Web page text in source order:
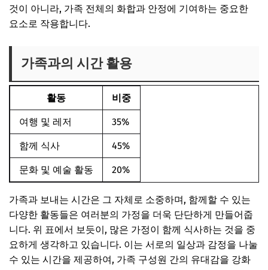
것이 아니라, 가족 전체의 화합과 안정에 기여하는 중요한
요소로 작용합니다.
가족과의 시간 활용
활동 비중
여행 및 레저 35%
함께 식사 45%
문화 및 예술 활동 20%
가족과 보내는 시간은 그 자체로 소중하며, 함께할 수 있는
다양한 활동들은 여러분의 가정을 더욱 단단하게 만들어줍
니다. 위 표에서 보듯이, 많은 가정이 함께 식사하는 것을 중
요하게 생각하고 있습니다. 이는 서로의 일상과 감정을 나눌
수 있는 시간을 제공하여, 가족 구성원 간의 유대감을 강화